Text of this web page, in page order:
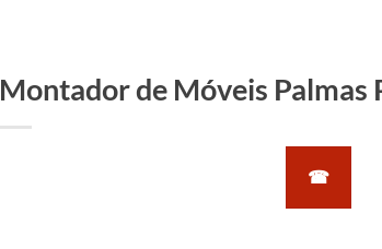
Montador de Móveis Palmas
☎